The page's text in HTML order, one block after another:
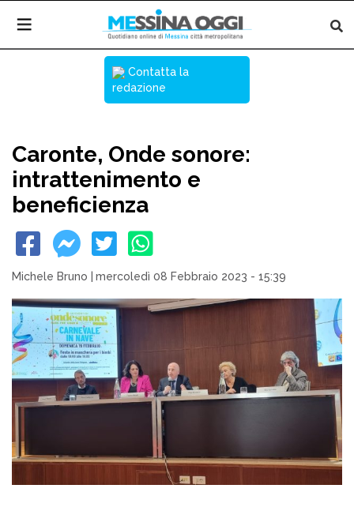
Contatta la
redazione
Caronte, Onde sonore:
intrattenimento e
beneficienza
Michele Bruno mercoledì 08 Febbraio 2023 - 15:39